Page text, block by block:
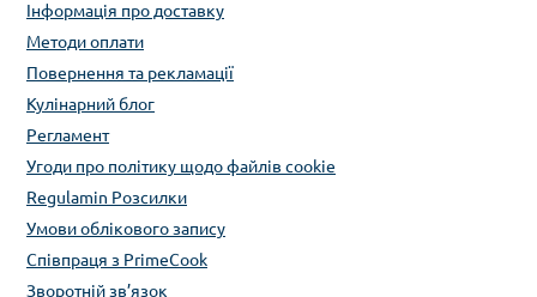
Інформація про доставку
Методи оплати
Повернення та рекламації
Кулінарний блог
Регламент
Угоди про політику щодо файлів cookie
Regulamin Розсилки
Умови облікового запису
Співпраця з PrimeCook
Зворотній зв’язок